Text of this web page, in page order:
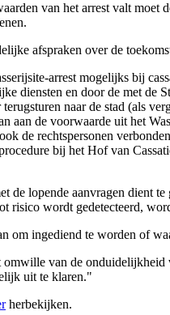
van het arrest valt
afspraken over de
arrest mogelijks bij
diensten en door de met
naar de stad (als
aan de voorwaarde uit het
de rechtspersonen
bij het Hof van
de lopende aanvragen dient te
risico wordt gedetecteerd,
om ingediend te worden of
van de onduidelijkheid
uit te klaren."
herbekijken.